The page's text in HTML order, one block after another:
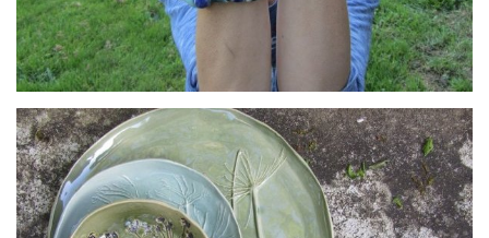
Bracelets multicolores porcelaine